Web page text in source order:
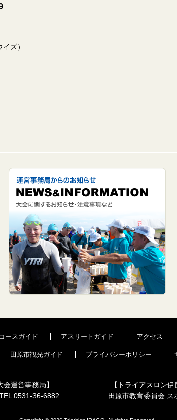
ズ）
コースガイド アスリートガイド アクセス
田原市観光ガイド プライバシーポリシー
会運営事務局】
0531-36-6882
【トライアスロン
田原市教育委員会